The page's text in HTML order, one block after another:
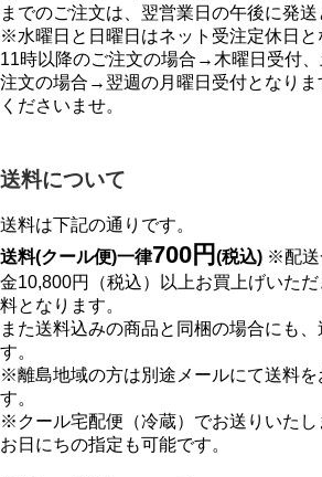
までのご注文は、翌営業日の午後に発送
※水曜日と日曜日はネット受注定休日と
11時以降のご注文の場合→木曜日受付
注文の場合→翌週の月曜日受付となりま
くださいませ。
送料について
送料は下記の通りです。
送料(クール便)一律700円 (税込) ※配送
金10,800円（税込）以上お買上げいた
料となります。
また送料込みの商品と同梱の場合にも
す。
※離島地域の方は別途メールにて送料を
す。
※クール宅配便（冷蔵）でお送りいたし
お日にちの指定も可能です。